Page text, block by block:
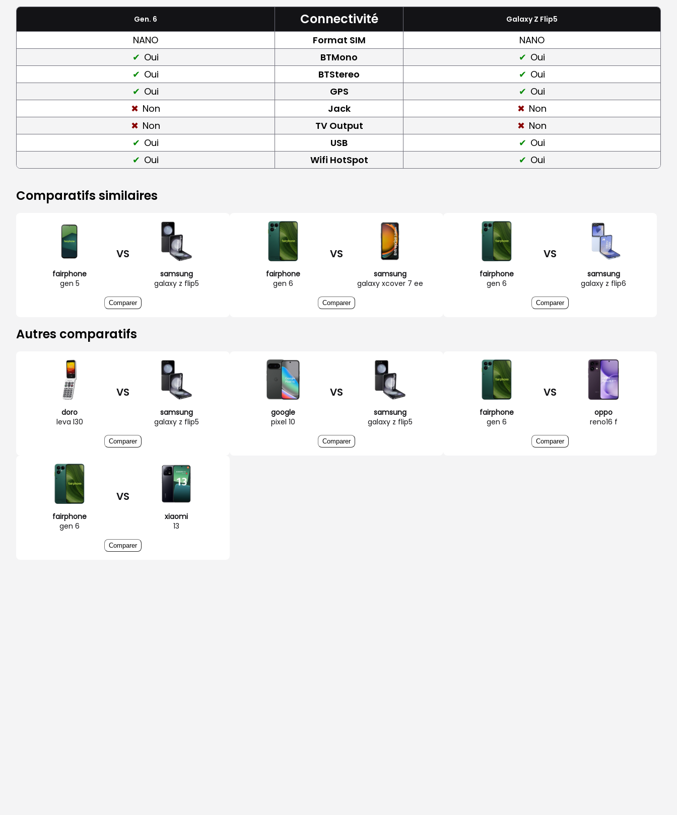
Gen. 6 Connectivité Galaxy Z Flip5
NANO Format SIM
NANO
Oui
BTMono
Oui
Oui
BTStereo
Oui
Oui
GPS
Oui
Non
Jack
Non
Non
TV Output
Non
Oui
USB
Oui
Oui
Wifi HotSpot Oui
Comparatifs similaires
fairphone
gen 5
VS
samsung
galaxy z flip5
Comparer
fairphone
gen 6
VS
samsung
galaxy xcover 7 ee
Comparer
fairphone
gen 6
VS
samsung
galaxy z flip6
Comparer
Autres comparatifs
doro
leva l30
VS
samsung
galaxy z flip5
Comparer
google
pixel 10
VS
samsung
galaxy z flip5
Comparer
fairphone
gen 6
VS
oppo
reno16 f
Comparer
fairphone
gen 6
VS
xiaomi
13
Comparer